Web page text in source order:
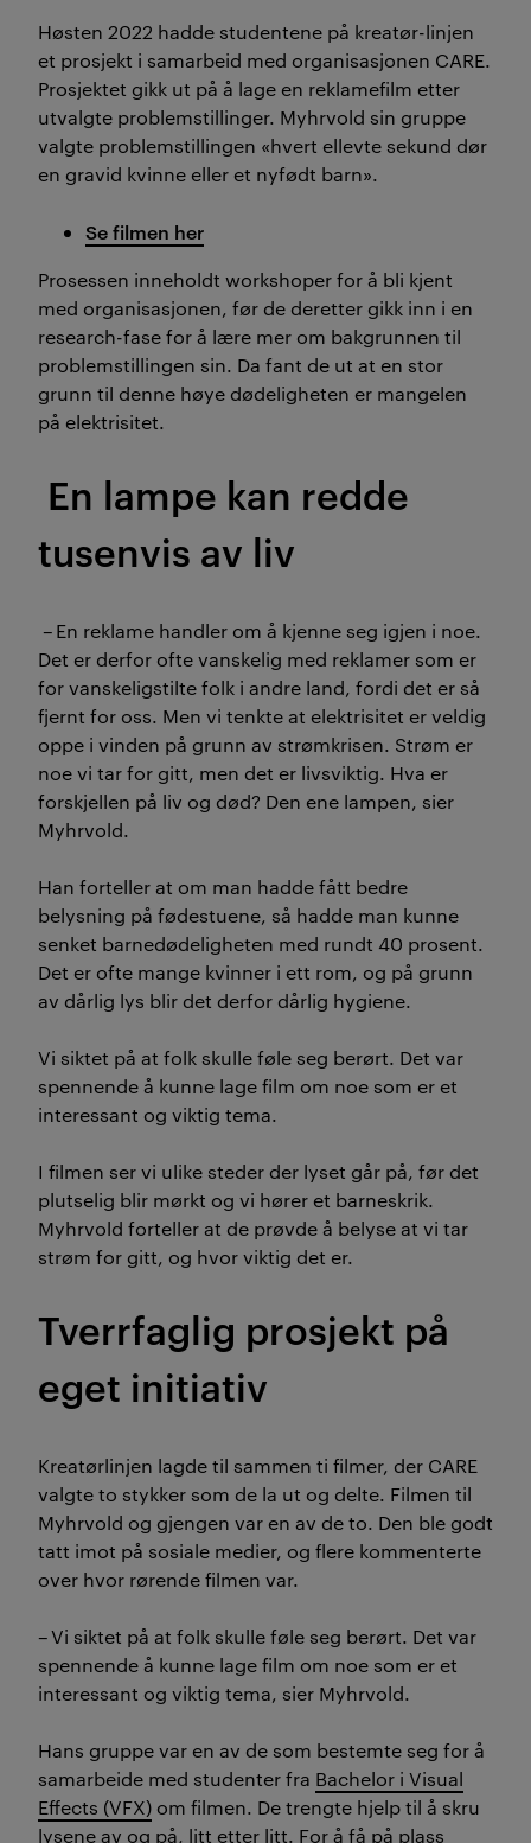
Høsten 2022 hadde studentene på kreatør-linjen
et prosjekt i samarbeid med organisasjonen CARE.
Prosjektet gikk ut på å lage en reklamefilm etter
utvalgte problemstillinger. Myhrvold sin gruppe
valgte problemstillingen «hvert ellevte sekund dør
en gravid kvinne eller et nyfødt barn».
Se filmen her
Prosessen inneholdt workshoper for å bli kjent
med organisasjonen, før de deretter gikk inn i en
research-fase for å lære mer om bakgrunnen til
problemstillingen sin. Da fant de ut at en stor
grunn til denne høye dødeligheten er mangelen
på elektrisitet.
En lampe kan redde
tusenvis av liv
–En reklame handler om å kjenne seg igjen i noe.
Det er derfor ofte vanskelig med reklamer som er
for vanskeligstilte folk i andre land, fordi det er så
fjernt for oss. Men vi tenkte at elektrisitet er veldig
oppe i vinden på grunn av strømkrisen. Strøm er
noe vi tar for gitt, men det er livsviktig. Hva er
forskjellen på liv og død? Den ene lampen, sier
Myhrvold.
Han forteller at om man hadde fått bedre
belysning på fødestuene, så hadde man kunne
senket barnedødeligheten med rundt 40 prosent.
Det er ofte mange kvinner i ett rom, og på grunn
av dårlig lys blir det derfor dårlig hygiene.
Vi siktet på at folk skulle føle seg berørt. Det var
spennende å kunne lage film om noe som er et
interessant og viktig tema.
I filmen ser vi ulike steder der lyset går på, før det
plutselig blir mørkt og vi hører et barneskrik.
Myhrvold forteller at de prøvde å belyse at vi tar
strøm for gitt, og hvor viktig det er.
Tverrfaglig prosjekt på
eget initiativ
Kreatørlinjen lagde til sammen ti filmer, der CARE
valgte to stykker som de la ut og delte. Filmen til
Myhrvold og gjengen var en av de to. Den ble godt
tatt imot på sosiale medier, og flere kommenterte
over hvor rørende filmen var.
–Vi siktet på at folk skulle føle seg berørt. Det var
spennende å kunne lage film om noe som er et
interessant og viktig tema, sier Myhrvold.
Hans gruppe var en av de som bestemte seg for å
samarbeide med studenter fra Bachelor i Visual
Effects (VFX) om filmen. De trengte hjelp til å skru
lysene av og på, litt etter litt. For å få på plass